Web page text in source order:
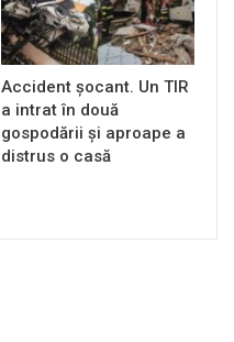
Accident șocant. Un TIR
a intrat în două
gospodării și aproape a
distrus o casă